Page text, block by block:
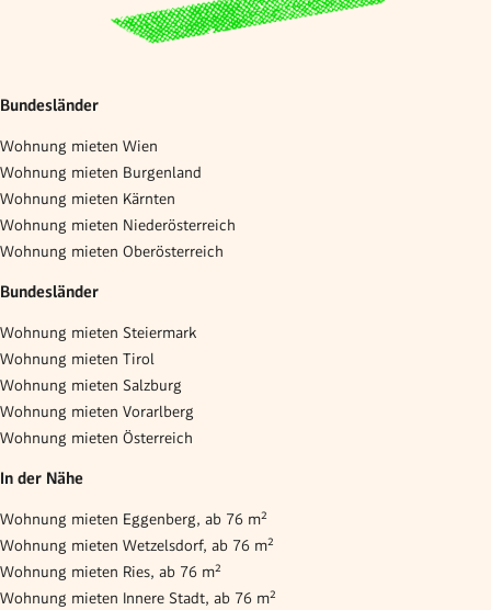
Bundesländer
Wohnung mieten Wien
Wohnung mieten Burgenland
Wohnung mieten Kärnten
Wohnung mieten Niederösterreich
Wohnung mieten Oberösterreich
Bundesländer
Wohnung mieten Steiermark
Wohnung mieten Tirol
Wohnung mieten Salzburg
Wohnung mieten Vorarlberg
Wohnung mieten Österreich
In der Nähe
Wohnung mieten Eggenberg, ab 76 m²
Wohnung mieten Wetzelsdorf, ab 76 m²
Wohnung mieten Ries, ab 76 m²
Wohnung mieten Innere Stadt, ab 76 m²